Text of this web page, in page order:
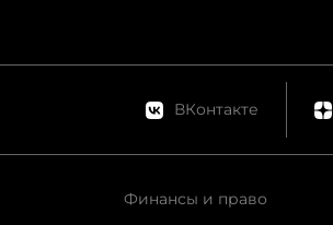
ВКонтакте
Финансы и право